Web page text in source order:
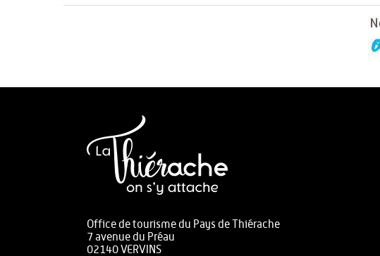
Office de tourisme du Pays de Thiérache
7 avenue du Préau
02140 VERVINS